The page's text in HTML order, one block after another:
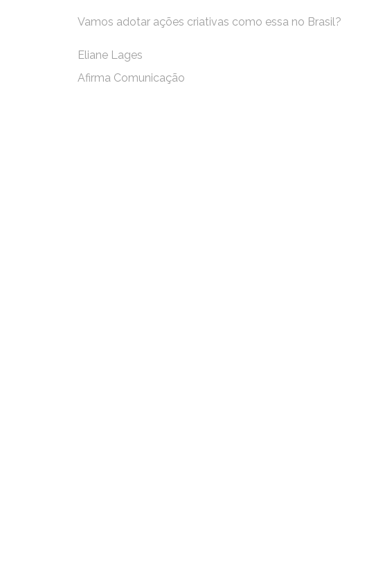
Vamos adotar ações criativas como essa no Brasil?
Eliane Lages
Afirma Comunicação